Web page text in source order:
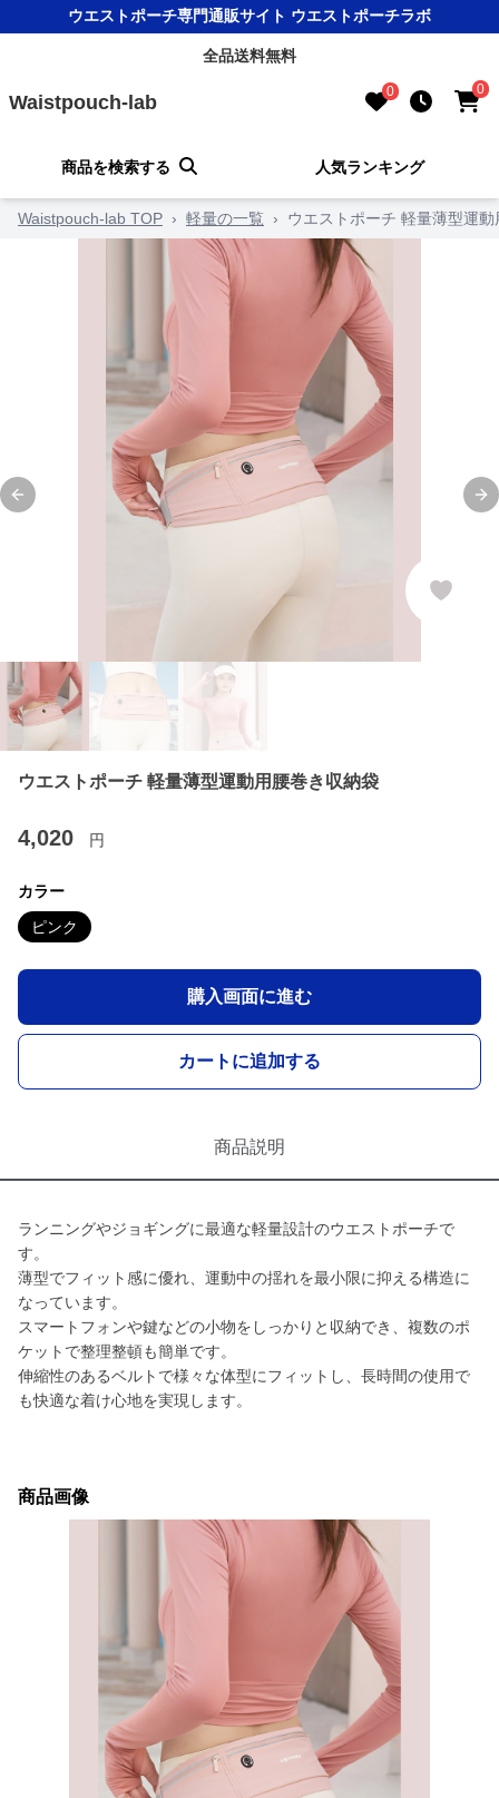
ウエストポーチ専門通販サイト ウエストポーチラボ
全品送料無料
Waistpouch-lab 0 0
商品を検索する 人気ランキング
Waistpouch-lab TOP › 軽量の一覧 › ウエストポーチ 軽量薄型運
Previous slide
ウエストポーチ 軽量薄型運動用腰巻き収納袋
4,020 円
カラー
ピンク
購入画面に進む
カートに追加する
商品説明
ランニングやジョギングに最適な軽量設計のウエストポーチで
す。
薄型でフィット感に優れ、運動中の揺れを最小限に抑える構造に
なっています。
スマートフォンや鍵などの小物をしっかりと収納でき、複数のポ
ケットで整理整頓も簡単です。
伸縮性のあるベルトで様々な体型にフィットし、長時間の使用で
も快適な着け心地を実現します。
商品画像